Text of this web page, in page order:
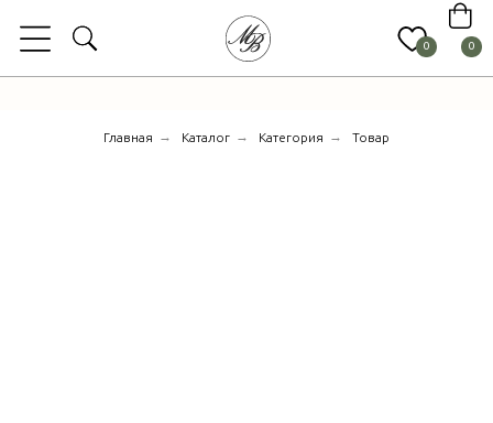
0
0
Главная → Каталог → Категория → Товар